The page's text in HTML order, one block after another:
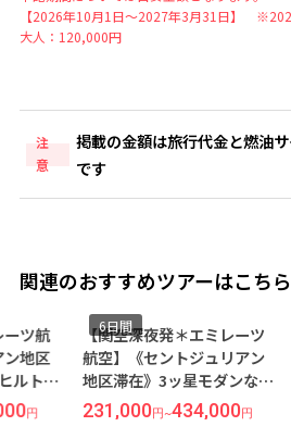
【2026年10月1日～2027年3月31日】
大人：120,000円
注
意
掲載の金額は旅行代金と燃油
です
関連のおすすめツアーはこちら
【関空深夜発＊エミレーツ
航空】《セントジュリアン
地区滞在》3ッ星モダンなホ
テル『VALENTINA
HOTEL』指定◆紺碧の地中
6日間
231,000円~ 434,000円
【関空
航空】
在》4
『ザ ビ
定◆紺
6日間